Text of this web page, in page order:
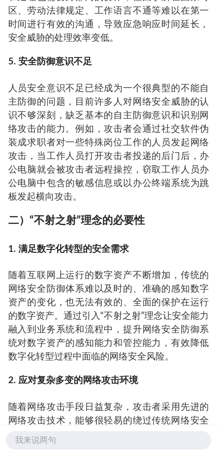
区、劳动法律规定、工作语言不通等难以在第一
时间进行有效的沟通，导致应急响应时间延长，
安全威胁的处理效率变低。
5. 安全防御意识不足
人员安全意识不足已经成为一个很典型的不能自
主防御的问题，目前许多人对网络安全威胁的认
识不够深刻，缺乏基本的自主防御意识和识别网
络攻击的能力。例如，攻击者会通过社交软件伪
装成求职者对一些特殊岗位工作的人员发起网络
攻击，当工作人员打开攻击者投递的后门后，办
公电脑就会被攻击者远程操控，窃取工作人员办
公电脑中包含的敏感信息或以办公终端系统为跳
板发起横向攻击。
二）“不射之射”理念的必要性
1. 满足数字化转型的安全需求
随着互联网上运行的数字资产不断增加，传统的
网络安全防御体系难以及时的、准确的感知数字
资产的变化，也无法有效的、全面的保护在运行
的数字资产。通过引入“不射之射”理念让安全能力
融入到业务系统和流程中，提升网络安全防御系
统对数字资产的感知能力和管控能力，有效降低
数字化转型过程中面临的网络安全风险。
2. 应对复杂多变的网络攻击环境
随着网络攻击手段日益复杂，攻击者采用先进的
网络攻击技术，能够很轻易的绕过传统网络安全
防御体系，让花费大量人力、物力、财力建设的
我来说两句